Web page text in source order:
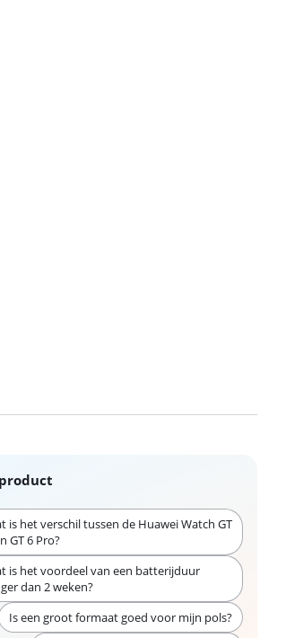
is het verschil tussen de Huawei Watch GT
GT 6 Pro?
is het voordeel van een batterijduur
dan 2 weken?
Is een groot formaat goed voor mijn pols?